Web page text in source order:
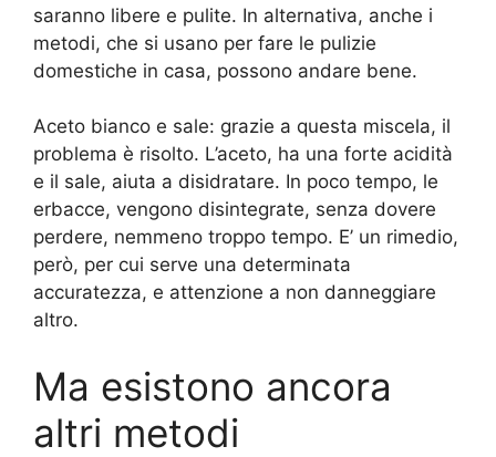
saranno libere e pulite. In alternativa, anche i
metodi, che si usano per fare le pulizie
domestiche in casa, possono andare bene.
Aceto bianco e sale: grazie a questa miscela, il
problema è risolto. L’aceto, ha una forte acidità
e il sale, aiuta a disidratare. In poco tempo, le
erbacce, vengono disintegrate, senza dovere
perdere, nemmeno troppo tempo. E’ un rimedio,
però, per cui serve una determinata
accuratezza, e attenzione a non danneggiare
altro.
Ma esistono ancora
altri metodi